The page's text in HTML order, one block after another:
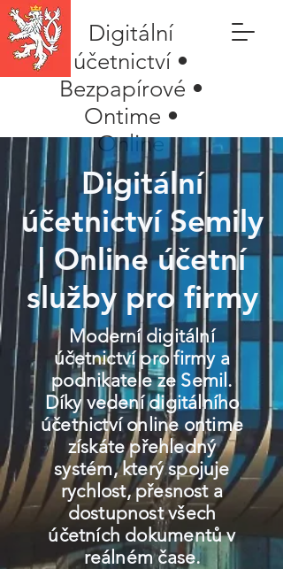
Digitální
účetnictví •
Bezpapírové •
Ontime •
Online
Digitální
účetnictví Semily
| Online účetní
služby pro firmy
Moderní digitální
účetnictví pro firmy a
podnikatele ze Semil.
Díky vedení digitálního
účetnictví online ontime
získáte přehledný
systém, který spojuje
rychlost, přesnost a
dostupnost všech
účetních dokumentů v
reálném čase.